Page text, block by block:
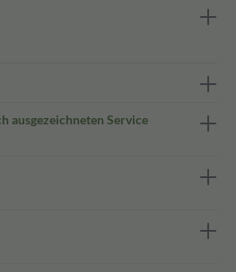
ausgezeichneten Service